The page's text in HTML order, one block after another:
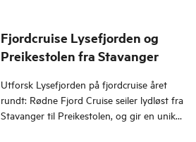
Fjordcruise Lysefjorden og
Preikestolen fra Stavanger
Utforsk Lysefjorden på fjordcruise året
rundt: Rødne Fjord Cruise seiler lydløst fra
Stavanger til Preikestolen, og gir en unik